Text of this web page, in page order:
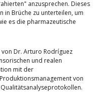
anzusprechen. Dieses
in Brüche zu unterteilen, um
es die pharmazeutische
Dr. Arturo Rodríguez
und realen
mit der
von